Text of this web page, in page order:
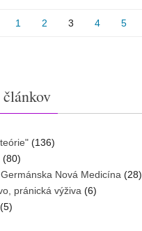
1 2 3 4 5
(136)
(80)
Nová Medicína (28)
pránická výživa (6)
(5)